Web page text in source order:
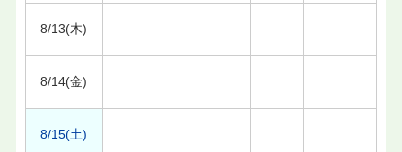
8/13(木)
8/14(金)
8/15(土)